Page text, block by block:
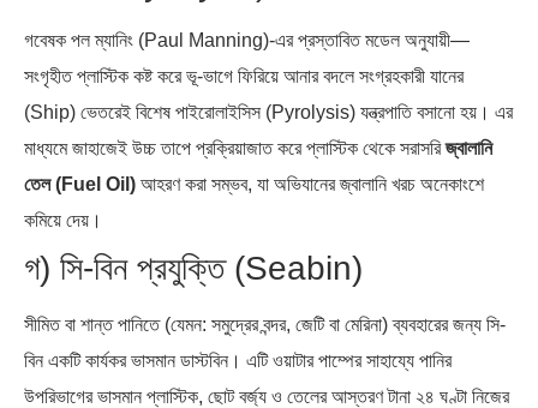
গবেষক পল ম্যানিং (Paul Manning)-এর প্রস্তাবিত মডেল অনুযায়ী—
সংগৃহীত প্লাস্টিক কষ্ট করে ভূ-ভাগে ফিরিয়ে আনার বদলে সংগ্রহকারী যানের
(Ship) ভেতরেই বিশেষ পাইরোলাইসিস (Pyrolysis) যন্ত্রপাতি বসানো হয়। এর
মাধ্যমে জাহাজেই উচ্চ তাপে প্রক্রিয়াজাত করে প্লাস্টিক থেকে সরাসরিজ্বালানি
তেল (Fuel Oil) আহরণ করা সম্ভব, যা অভিযানের জ্বালানি খরচ অনেকাংশে
কমিয়ে দেয়।
গ) সি-বিন প্রযুক্তি (Seabin)
সীমিত বা শান্ত পানিতে (যেমন: সমুদ্রের বন্দর, জেটি বা মেরিনা) ব্যবহারের জন্য সি-
বিন একটি কার্যকর ভাসমান ডাস্টবিন। এটি ওয়াটার পাম্পের সাহায্যে পানির
উপরিভাগের ভাসমান প্লাস্টিক, ছোট বর্জ্য ও তেলের আস্তরণ টানা ২৪ ঘণ্টা নিজের